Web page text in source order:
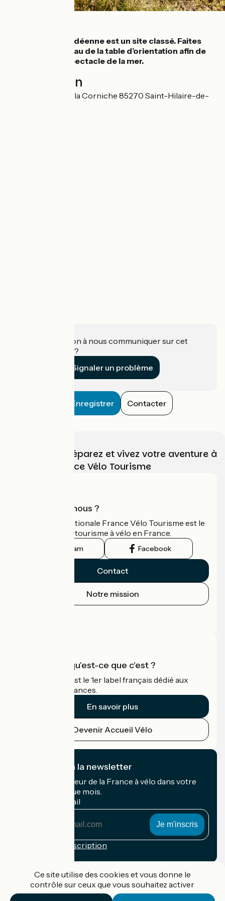
La Corniche Vendéenne est un site classé. Faites
une halte au niveau de la table d’orientation afin de
contempler le spectacle de la mer.
Localisation
125 bis Avenue de la Corniche 85270 Saint-Hilaire-de-
Une information à nous communiquer sur cet
établissement ?
Signaler un problème
Enregistrer Contacter
Choisissez, préparez et vivez votre aventure à
vélo avec France Vélo Tourisme
Qui sommes-nous ?
L'association nationale France Vélo Tourisme est le
guide officiel du tourisme à vélo en France.
Instagram Facebook
Contact
Notre mission
Accueil Vélo qu'est-ce que c'est ?
Accueil Vélo c'est le 1er label français dédié aux
cyclistes en vacances.
En savoir plus
Devenir Accueil Vélo
Je m'abonne à la newsletter
Recevez le meilleur de la France à vélo dans votre
boîte mail chaque mois.
Mon adresse mail
Conditions d'inscription
Ce site utilise des cookies et vous donne le
contrôle sur ceux que vous souhaitez activer